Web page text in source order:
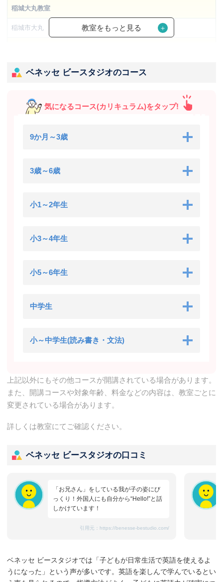
稲城大丸教室
稲城市大丸
稲城市東長沼
稲城市東長沼1212-1 イオンタウン稲城長沼 1階
教室をもっと見る
ベネッセ ビースタジオのコース
気になるコース(カリキュラム)をタップ!
9か月～3歳
3歳～6歳
小1～2年生
小3～4年生
小5～6年生
中学生
小～中学生(読み書き・文法)
上記以外にもその他コースが開講されている場合があります。
また、開講コースや対象年齢、料金などの内容は、教室ごとに
変更されている場合があります。
詳しくは教室にてご確認ください。
ベネッセ ビースタジオの口コミ
「お兄さん」をしている我が子の姿にび
っくり！外国人にも自分から“Hello!”と話
しかけています！
引用元： https://benesse-bestudio.com/
ベネッセ ビースタジオでは「子どもが日常生活で英語を使えるよ
うになった」という声が多いです。英語を楽しんで学んでいるとい